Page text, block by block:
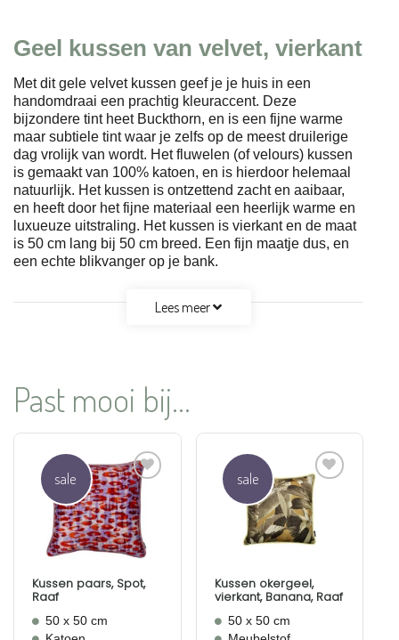
Geel kussen van velvet, vierkant
Met dit gele velvet kussen geef je je huis in een
handomdraai een prachtig kleuraccent. Deze
bijzondere tint heet Buckthorn, en is een fijne warme
maar subtiele tint waar je zelfs op de meest druilerige
dag vrolijk van wordt. Het fluwelen (of velours) kussen
is gemaakt van 100% katoen, en is hierdoor helemaal
natuurlijk. Het kussen is ontzettend zacht en aaibaar,
en heeft door het fijne materiaal een heerlijk warme en
luxueuze uitstraling. Het kussen is vierkant en de maat
is 50 cm lang bij 50 cm breed. Een fijn maatje dus, en
een echte blikvanger op je bank.
Lees meer
Past mooi bij...
sale
Aan
verlanglijst
toevoegen
Kussen paars, Spot,
Raaf
50 x 50 cm
sale
Aan
verlanglijst
toevoegen
Kussen okergeel,
vierkant, Banana, Raaf
50 x 50 cm